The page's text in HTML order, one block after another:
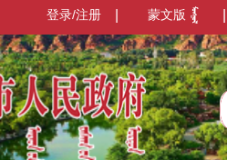
蒙文版
登录/注册